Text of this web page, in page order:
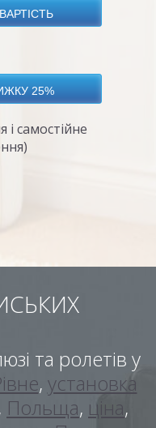
самостійне
та ролетів у
, установка
Польща, ціна,